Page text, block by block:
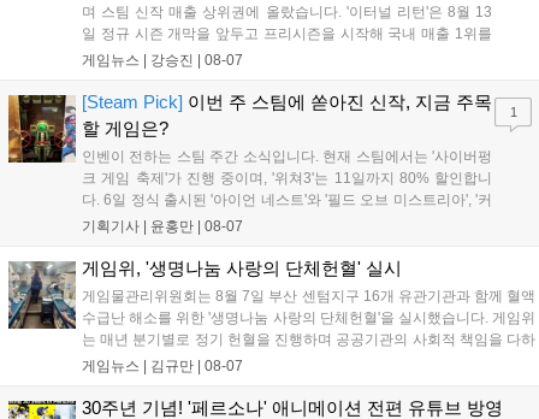
며 스팀 신작 매출 상위권에 올랐습니다. '이터널 리턴'은 8월 13
일 정규 시즌 개막을 앞두고 프리시즌을 시작해 국내 매출 1위를
기록했습니다. 25주년을 맞은 '고스트 리콘' 시리즈는 8월 6일 쇼
'마블 투혼: 파이팅 소울즈'와 레트로 수리 시뮬레이션 '리스토
리'도 스팀에 정식 출시되었습니다....
게임뉴스 | 강승진 | 08-07
[Steam Pick] 이번 주 스팀에 쏟아진 신작, 지금 주목
할 게임은?
인벤이 전하는 스팀 주간 소식입니다. 현재 스팀에서는 '사이버펑
크 게임 축제'가 진행 중이며, '위쳐3'는 11일까지 80% 할인합니
다. 6일 정식 출시된 '아이언 네스트'와 '필드 오브 미스트리아', '커
세어 코브'가 호평받고 있습니다. 한편, 7일 출시된 '마블 투혼'은
다. 유비소프트의 '고스트리콘: 와일드랜드'는 7년 만의 대규모 업
기획기사 | 윤홍만 | 08-07
1
게임위, '생명나눔 사랑의 단체헌혈' 실시
게임물관리위원회는 8월 7일 부산 센텀지구 16개 유관기관과 함께 혈액
수급난 해소를 위한 '생명나눔 사랑의 단체헌혈'을 실시했습니다. 게임위
는 매년 분기별로 정기 헌혈을 진행하며 공공기관의 사회적 책임을 다하
고 있으며, 이번 행사에는 영화진흥위원회 등 14개 기관 임직원이 동참
따뜻한 실천에 참여한 모든 임직원에게 감사의 뜻을 전하며 헌혈 문화
게임뉴스 | 김규만 | 08-07
30주년 기념! '페르소나' 애니메이션 전편 유튜브 방영